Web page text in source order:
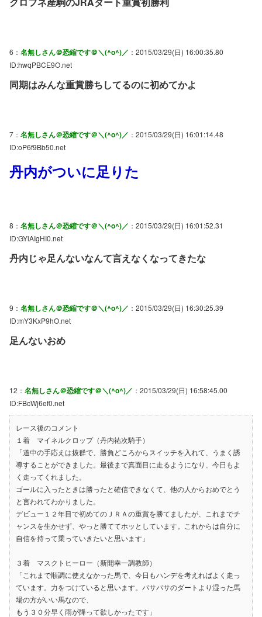
6： 名無しさん＠恐縮です＠＼(^o^)／ ：2015/03/29(日) 16:00:35.80
ID:hwqPBCE9O.net
同期はみんな重賞勝ちしてるのに初めてかよ
7： 名無しさん＠恐縮です＠＼(^o^)／ ：2015/03/29(日) 16:01:14.48
ID:oP6f9Bb50.net
丹内がついに足りた
8： 名無しさん＠恐縮です＠＼(^o^)／ ：2015/03/29(日) 16:01:52.31
ID:GYiAIgHI0.net
丹内じゃ足んないなんて言えなくなってきたな
9： 名無しさん＠恐縮です＠＼(^o^)／ ：2015/03/29(日) 16:30:25.39
ID:mY3KxP9hO.net
足んないおめ
12： 名無しさん＠恐縮です＠＼(^o^)／ ：2015/03/29(日) 16:58:45.00
ID:FBcWj6ef0.net
レース後のコメント
１着 マイネルクロップ（丹内祐次騎手）
「道中の手応えは抜群で、勝負どころからスイッチを入れて、うまく誘
導することができました。最後まで真面目に走るようになり、今日もよ
く走ってくれました。
ゴールに入ったときは勝ったと確信できなくて、他の人からおめでとう
と言われてわかりました。
デビュー１２年目で初めてのＪＲＡの重賞を勝てましたが、これまでチ
ャンスを生かせず、やっと勝ててホッとしています。これからは自分に
自信を持って乗っていきたいと思います」
３着 マスクトヒーロー（新開幸一調教師）
「これまで順調に使えなかった馬で、今日もハンデを考えればよく走っ
ています。力をつけていると思います。パサパサのダートより湿った馬
場の方がいい馬なので、
もう３０分早く雨が降って欲しかったです」